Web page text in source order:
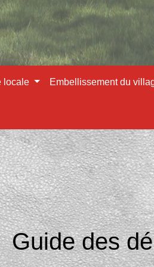
locale Embellissement du
Guide des